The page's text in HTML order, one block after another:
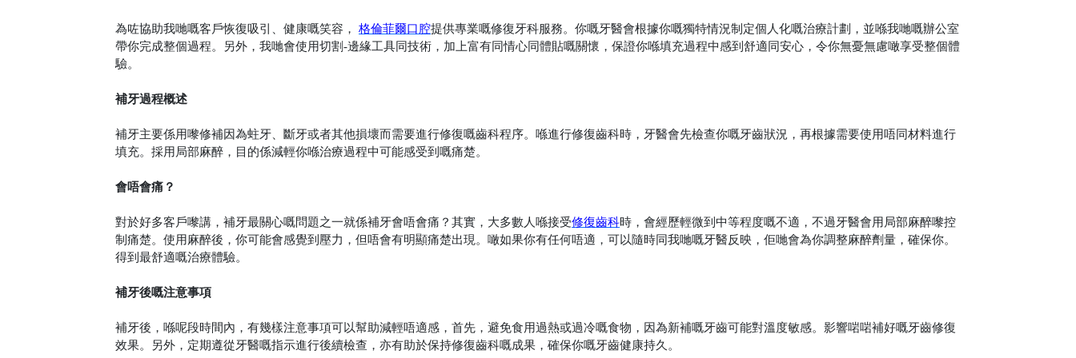
為咗協助我哋嘅客戶恢復吸引、健康嘅笑容， 格倫菲爾口腔提供專業嘅修復牙科服務。你嘅牙醫會根據你嘅獨特情況制定個人化嘅治療計劃，並喺我哋嘅辦公室
帶你完成整個過程。另外，我哋會使用切割-邊緣工具同技術，加上富有同情心同體貼嘅關懷，保證你喺填充過程中感到舒適同安心，令你無憂無慮噉享受整個體
驗。
補牙過程概述
補牙主要係用嚟修補因為蛀牙、斷牙或者其他損壞而需要進行修復嘅齒科程序。喺進行修復齒科時，牙醫會先檢查你嘅牙齒狀況，再根據需要使用唔同材料進行
填充。採用局部麻醉，目的係減輕你喺治療過程中可能感受到嘅痛楚。
會唔會痛？
對於好多客戶嚟講，補牙最關心嘅問題之一就係補牙會唔會痛？其實，大多數人喺接受修復齒科時，會經歷輕微到中等程度嘅不適，不過牙醫會用局部麻醉嚟控
制痛楚。使用麻醉後，你可能會感覺到壓力，但唔會有明顯痛楚出現。噉如果你有任何唔適，可以隨時同我哋嘅牙醫反映，佢哋會為你調整麻醉劑量，確保你。
得到最舒適嘅治療體驗。
補牙後嘅注意事項
補牙後，喺呢段時間內，有幾樣注意事項可以幫助減輕唔適感，首先，避免食用過熱或過冷嘅食物，因為新補嘅牙齒可能對溫度敏感。影響啱啱補好嘅牙齒修復
效果。另外，定期遵從牙醫嘅指示進行後續檢查，亦有助於保持修復齒科嘅成果，確保你嘅牙齒健康持久。